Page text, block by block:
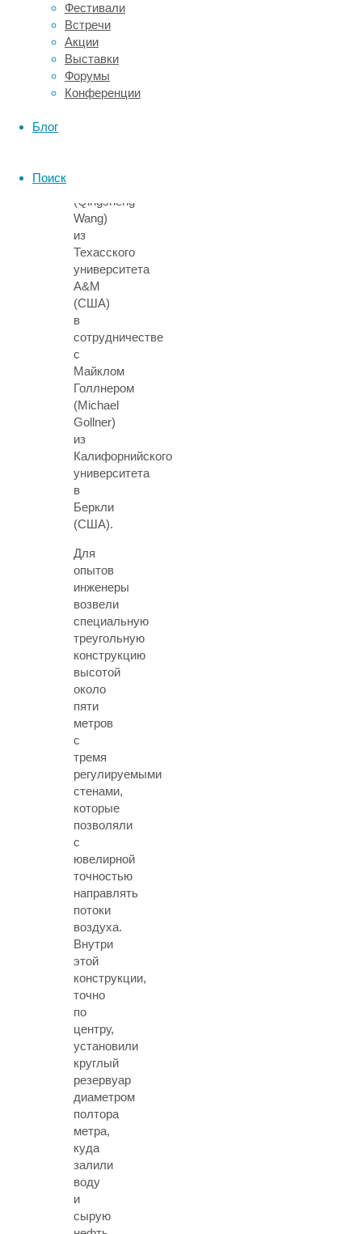
Фестивали
Встречи
Акции
Выставки
Форумы
Конференции
Блог
Поиск
природы.
Научную
работу
возглавили
Элейн
Оран
(Qingsheng
Wang)
из
Техасского
университета
A&M
(США)
в
сотрудничестве
с
Майклом
Голлнером
(Michael
Gollner)
из
Калифорнийского
университета
в
Беркли
(США).
Для
опытов
инженеры
возвели
специальную
треугольную
конструкцию
высотой
около
пяти
метров
с
тремя
регулируемыми
стенами,
которые
позволяли
с
ювелирной
точностью
направлять
потоки
воздуха.
Внутри
этой
конструкции,
точно
по
центру,
установили
круглый
резервуар
диаметром
полтора
метра,
куда
залили
воду
и
сырую